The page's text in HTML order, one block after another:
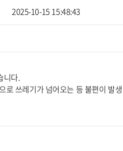
2025-10-15 15:48:43
니다.
로 쓰레기가 넘어오는 등 불편이 발생